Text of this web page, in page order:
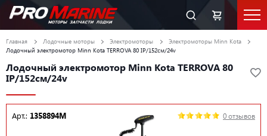
Главная Лодочные моторы Электромоторы
Электромоторы Minn Kota
Лодочный электромотор Minn Kota TERROVA 80 IP/152см/24v
Лодочный электромотор Minn Kota TERROVA 80
IP/152см/24v
Арт.: 1358894M 0 отзывов